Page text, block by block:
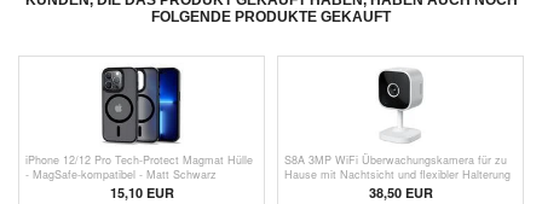
FOLGENDE PRODUKTE GEKAUFT
iPhone 12/12 Pro Tech-Protect Magmat Hülle
- MagSafe-kompatibel - Matt Schwarz
15,10 EUR
S8A 3MP WiFi Überwachungskamera für zu
Hause mit Nachtsicht und flexibler Halterung
38,50 EUR